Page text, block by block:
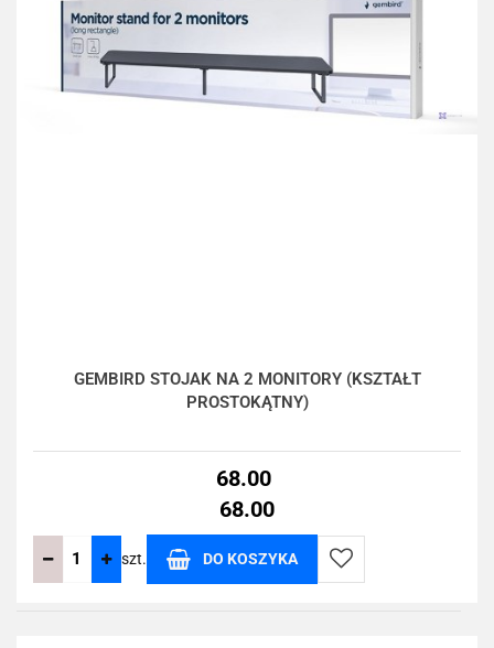
GEMBIRD STOJAK NA 2 MONITORY (KSZTAŁT
PROSTOKĄTNY)
68.00
68.00
szt. DO KOSZYKA
Do